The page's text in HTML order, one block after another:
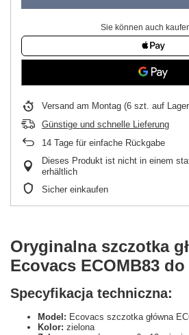
Sie können auch
Versand am Montag (6 szt. auf
Günstige und schnelle Lieferung
14 Tage für einfache Rückgabe
Dieses Produkt ist nicht in einem
erhältlich
Sicher einkaufen
Oryginalna szczotka
Ecovacs ECOMB83
Specyfikacja techniczna:
Model: Ecovacs szczotka główna
Kolor: zielona